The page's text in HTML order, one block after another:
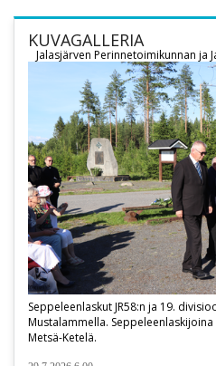
KUVAGALLERIA
Seppeleenlaskut JR58:n ja 19.
Mustalammella. Seppeleenlaskijoina
Metsä-Ketelä.
Jalasjärven Perinnetoimikunnan ja